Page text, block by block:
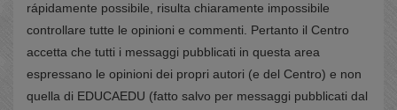
rápidamente possibile, risulta chiaramente impossibile
controllare tutte le opinioni e commenti. Pertanto il Centro
accetta che tutti i messaggi pubblicati in questa area
espressano le opinioni dei propri autori (e del Centro) e non
quella di EDUCAEDU (fatto salvo per messaggi pubblicati dal